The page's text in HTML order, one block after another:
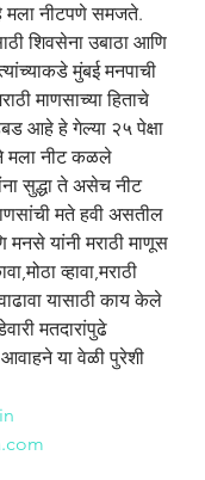
मला नीटपणे समजते.
शिवसेना उबाठा आणि
मुंबई मनपाची
माणसाच्या हिताचे
आहे हे गेल्या २५ पेक्षा
मला नीट कळले
सुद्धा ते असेच नीट
मते हवी असतील
मनसे यांनी मराठी माणूस
व्हावा,मराठी
यासाठी काय केले
मतदारांपुढे
या वेळी पुरेशी